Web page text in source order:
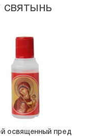
святынь
освященный пред